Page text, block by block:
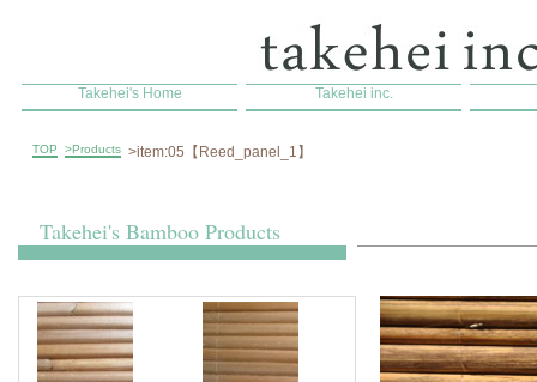
Takehei's Home Takehei inc.
TOP >Products >item:05【Reed_panel_1】
Takehei's Bamboo Products